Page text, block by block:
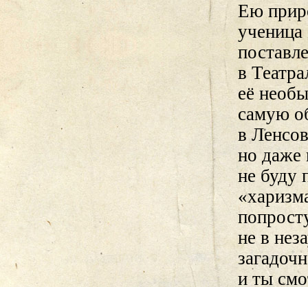
Ею
в
её
самую
в
но даже
не буду
не в
и ты